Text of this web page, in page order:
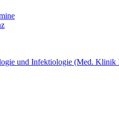
und Infektiologie (Med. Klinik